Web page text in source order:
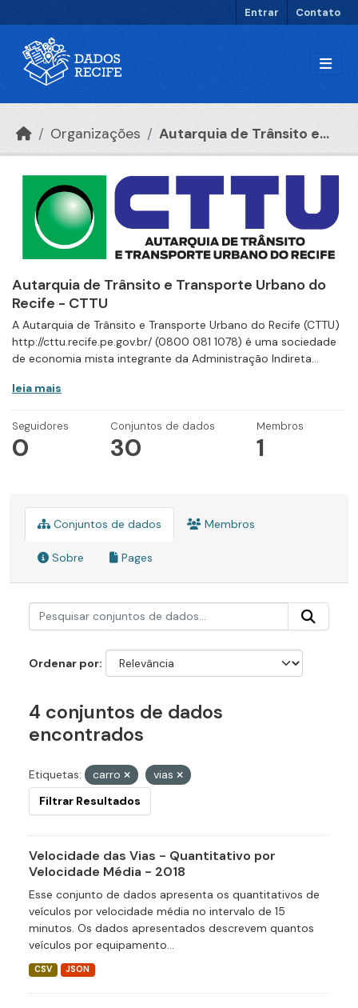
Entrar Contato
Organizações Autarquia de Trânsito e...
Autarquia de Trânsito e Transporte Urbano do
Recife - CTTU
A Autarquia de Trânsito e Transporte Urbano do Recife (CTTU)
http://cttu.recife.pe.gov.br/ (0800 081 1078) é uma sociedade
de economia mista integrante da Administração Indireta...
leia mais
Seguidores
0
Conjuntos de dados
30
Membros
1
Conjuntos de dados Membros
Sobre Pages
Ordenar por
4 conjuntos de dados
encontrados
Etiquetas: carro
vias
Filtrar Resultados
Velocidade das Vias - Quantitativo por
Velocidade Média - 2018
Esse conjunto de dados apresenta os quantitativos de
veículos por velocidade média no intervalo de 15
minutos. Os dados apresentados descrevem quantos
veículos por equipamento...
CSV JSON